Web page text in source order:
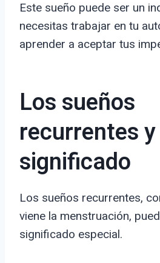
Este sueño puede ser un
necesitas trabajar en tu
aprender a aceptar tus
Los sueños
recurrentes
significado
Los sueños recurrentes,
viene la menstruación,
significado especial.